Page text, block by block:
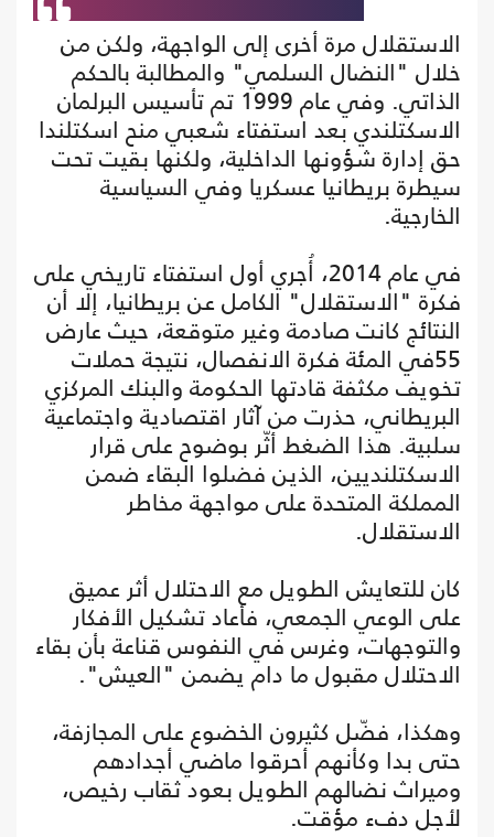
الاستقلال مرة أخرى إلى الواجهة، ولكن من
خلال "النضال السلمي" والمطالبة بالحكم
الذاتي. وفي عام 1999 تم تأسيس البرلمان
الاسكتلندي بعد استفتاء شعبي منح اسكتلندا
حق إدارة شؤونها الداخلية، ولكنها بقيت تحت
سيطرة بريطانيا عسكريا وفي السياسية
الخارجية.
في عام 2014، أُجري أول استفتاء تاريخي على
فكرة "الاستقلال" الكامل عن بريطانيا، إلا أن
النتائج كانت صادمة وغير متوقعة، حيث عارض
55في المئة فكرة الانفصال، نتيجة حملات
تخويف مكثفة قادتها الحكومة والبنك المركزي
البريطاني، حذرت من آثار اقتصادية واجتماعية
سلبية. هذا الضغط أثّر بوضوح على قرار
الاسكتلنديين، الذين فضلوا البقاء ضمن
المملكة المتحدة على مواجهة مخاطر
الاستقلال.
كان للتعايش الطويل مع الاحتلال أثر عميق
على الوعي الجمعي، فأعاد تشكيل الأفكار
والتوجهات، وغرس في النفوس قناعة بأن بقاء
الاحتلال مقبول ما دام يضمن "العيش".
وهكذا، فضّل كثيرون الخضوع على المجازفة،
حتى بدا وكأنهم أحرقوا ماضي أجدادهم
وميراث نضالهم الطويل بعود ثقاب رخيص،
لأجل دفء مؤقت.